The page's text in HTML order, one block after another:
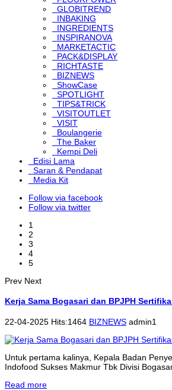
GLOBITREND
INBAKING
INGREDIENTS
INSPIRANOVA
MARKETACTIC
PACK&DISPLAY
RICHTASTE
BIZNEWS
ShowCase
SPOTLIGHT
TIPS&TRICK
VISITOUTLET
VISIT
Boulangerie
The Baker
Kempi Deli
Edisi Lama
Saran & Pendapat
Media Kit
Follow via facebook
Follow via twitter
1
2
3
4
5
Prev Next
Kerja Sama Bogasari dan BPJPH
22-04-2025 Hits:1464 BIZNEWS admin1
Untuk pertama kalinya, Kepala Badan
Indofood Sukses Makmur Tbk Divisi
Read more